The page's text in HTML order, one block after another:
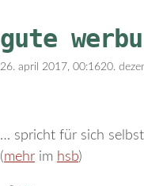
gute
26. april 2017, 00:1620.
… spricht für sich
(mehr im hsb)